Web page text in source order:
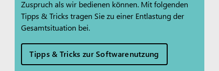
Zuspruch als wir bedienen können. Mit folgenden
Tipps & Tricks tragen Sie zu einer Entlastung der
Gesamtsituation bei.
Tipps & Tricks zur Softwarenutzung